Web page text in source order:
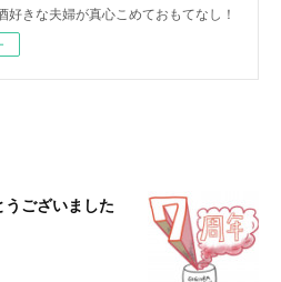
好きな夫婦が真心こめておもてなし！
ございました